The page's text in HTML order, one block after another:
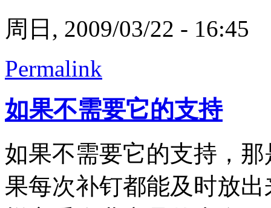
周日, 2009/03/22 - 16:45
Permalink
如果不需要它的支持
如果不需要它的支持，
果每次补钉都能及时放